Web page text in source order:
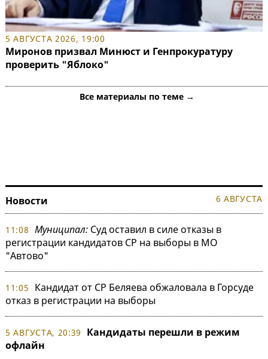
5 АВГУСТА 2026, 19:00
Миронов призвал Минюст и Генпрокуратуру
проверить "Яблоко"
Все материалы по теме →
Новости 6 АВГУСТА
11:08 Муниципал:Суд оставил в силе отказы в
регистрации кандидатов СР на выборы в МО
"Автово"
11:05
Кандидат от СР Беляева обжаловала в Горсуде
отказ в регистрации на выборы
5 АВГУСТА, 20:39
Кандидаты перешли в режим
офлайн